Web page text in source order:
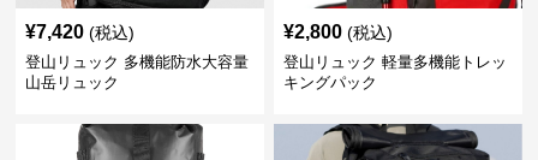
¥7,420 (税込)
登山リュック 多機能防水大容量
山岳リュック
¥2,800 (税込)
登山リュック 軽量多機能トレッ
キングパック